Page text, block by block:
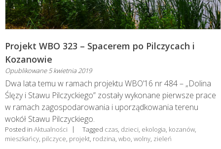
Projekt WBO 323 – Spacerem po Pilczycach i
Kozanowie
Opublikowane5 kwietnia 2019
Dwa lata temu w ramach projektu WBO’16 nr 484 – „Dolina
Ślęzy i Stawu Pilczyckiego” zostały wykonane pierwsze prace
w ramach zagospodarowania i uporządkowania terenu
wokół Stawu Pilczyckiego.
Posted in Aktualności Tagged czas, dzieci, ekologia, kozanów,
mieszkańcy, pilczyce, projekt, rodzina, wbo, wolny, zieleń